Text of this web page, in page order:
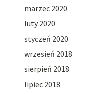
marzec 2020
luty 2020
styczeń 2020
wrzesień 2018
sierpień 2018
lipiec 2018